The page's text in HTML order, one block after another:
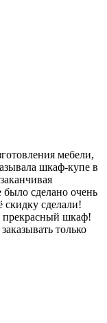
мебели,
шкаф-купе в
сделано очень
сделали!
прекрасный шкаф!
только